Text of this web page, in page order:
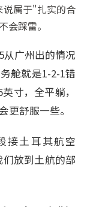
说属于"扎实的合
会踩雷。
从广州出的情况
舱就是1-2-1错
寸，全平躺，
更舒服一些。
接土耳其航空
放到土航的部